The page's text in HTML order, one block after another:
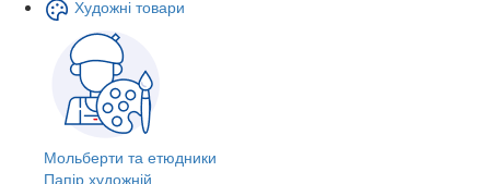
Художні товари
Мольберти та етюдники
Папір художній